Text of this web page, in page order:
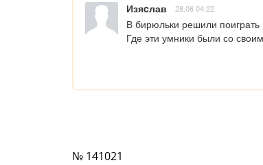
Изяcлав 28.06 04:22
В бирюльки решили поиграть
Где эти умники были со
№ 141021